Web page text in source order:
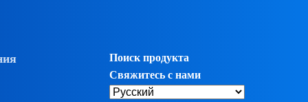
Поиск продукта
Свяжитесь с нами